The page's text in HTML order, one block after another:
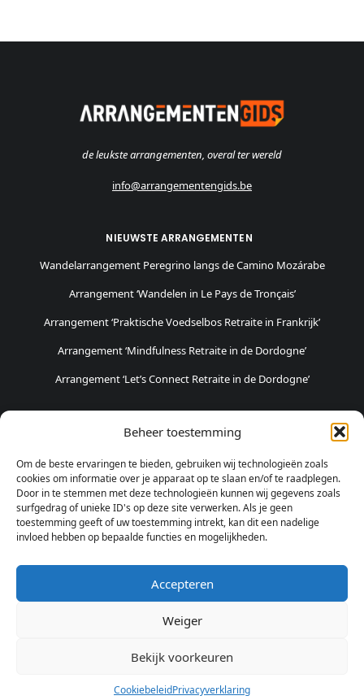
Beheer toestemming
Om de beste ervaringen te bieden, gebruiken wij technologieën zoals
cookies om informatie over je apparaat op te slaan en/of te raadplegen.
Door in te stemmen met deze technologieën kunnen wij gegevens zoals
surfgedrag of unieke ID's op deze site verwerken. Als je geen
toestemming geeft of uw toestemming intrekt, kan dit een nadelige
invloed hebben op bepaalde functies en mogelijkheden.
Accepteren
Weiger
Bekijk voorkeuren
CookiebeleidPrivacyverklaring
de leukste arrangementen, overal ter wereld
info@arrangementengids.be
NIEUWSTE ARRANGEMENTEN
Wandelarrangement Peregrino langs de Camino Mozárabe
Arrangement ‘Wandelen in Le Pays de Tronçais’
Arrangement ‘Praktische Voedselbos Retraite in Frankrijk’
Arrangement ‘Mindfulness Retraite in de Dordogne’
Arrangement ‘Let’s Connect Retraite in de Dordogne’
Weekendje Logeren en Pottenbakken
Weekendje Natuur & Avontuur
© 2025 Design & Development: Mediapartner Solutions BV. All Rights
Reserved.